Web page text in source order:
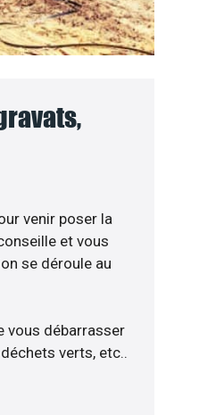
venir poser la
et vous
se déroule au
vous débarrasser
verts, etc..